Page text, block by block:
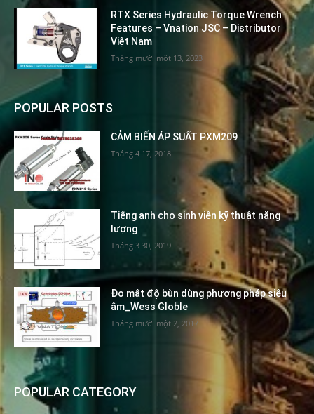
RTX Series Hydraulic Torque Wrench
Features – Vnation JSC – Distributor
Việt Nam
Tháng mười một 13, 2023
POPULAR POSTS
CẢM BIẾN ÁP SUẤT PXM209
Tháng 4 17, 2018
Tiếng anh cho sinh viên kỹ thuật năng
lượng
Tháng 3 30, 2019
Đo mật độ bùn dùng phương pháp siêu
âm_Wess Globle
Tháng mười một 2, 2017
POPULAR CATEGORY